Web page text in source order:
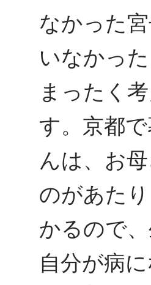
なかった
いなかっ
まったく
す。京都
んは、お
のがあた
かるので
自分が病